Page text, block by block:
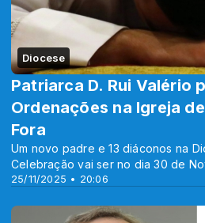
Diocese
25/11/2025 • 20:06
Patriarca D. Rui Valério
Ordenações na Igreja
Fora
Um novo padre e 13 diáconos na
Celebração vai ser no dia 30 de